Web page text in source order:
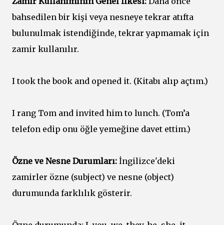
bahsedilen bir kişi veya nesneye tekrar atıfta
bulunulmak istendiğinde, tekrar yapmamak için
zamir kullanılır.
I took the book and opened it. (Kitabı alıp açtım.)
I rang Tom and invited him to lunch. (Tom’a
telefon edip onu öğle yemeğine davet ettim.)
Özne ve Nesne Durumları: İngilizce'deki
zamirler özne (subject) ve nesne (object)
durumunda farklılık gösterir.